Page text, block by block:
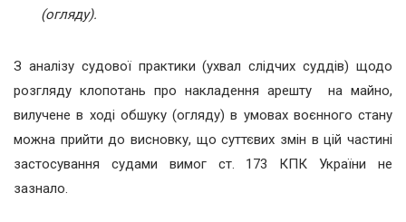
(огляду).
З аналізу судової практики (ухвал слідчих суддів) щодо
розгляду клопотань про накладення арешту на майно,
вилучене в ході обшуку (огляду) в умовах воєнного стану
можна прийти до висновку, що суттєвих змін в цій частині
застосування судами вимог ст. 173 КПК України не
зазнало.